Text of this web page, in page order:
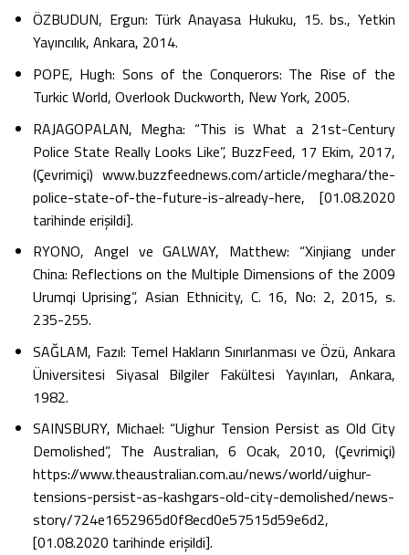
ÖZBUDUN, Ergun: Türk Anayasa Hukuku, 15. bs., Yetkin
Yayıncılık, Ankara, 2014.
POPE, Hugh: Sons of the Conquerors: The Rise of the
Turkic World, Overlook Duckworth, New York, 2005.
RAJAGOPALAN, Megha: “This is What a 21st-Century
Police State Really Looks Like”, BuzzFeed, 17 Ekim, 2017,
(Çevrimiçi) www.buzzfeednews.com/article/meghara/the-
police-state-of-the-future-is-already-here, [01.08.2020
tarihinde erişildi].
RYONO, Angel ve GALWAY, Matthew: “Xinjiang under
China: Reflections on the Multiple Dimensions of the 2009
Urumqi Uprising”, Asian Ethnicity, C. 16, No: 2, 2015, s.
235-255.
SAĞLAM, Fazıl: Temel Hakların Sınırlanması ve Özü, Ankara
Üniversitesi Siyasal Bilgiler Fakültesi Yayınları, Ankara,
1982.
SAINSBURY, Michael: “Uighur Tension Persist as Old City
Demolished”, The Australian, 6 Ocak, 2010, (Çevrimiçi)
https://www.theaustralian.com.au/news/world/uighur-
tensions-persist-as-kashgars-old-city-demolished/news-
story/724e1652965d0f8ecd0e57515d59e6d2,
[01.08.2020 tarihinde erişildi].